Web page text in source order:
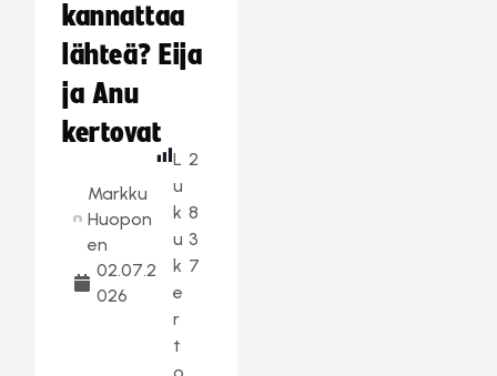
kannattaa
lähteä? Eija
ja Anu
kertovat
Markku
Huopon
en
02.07.2
026
L
u
k
u
k
e
r
t
2
8
3
7